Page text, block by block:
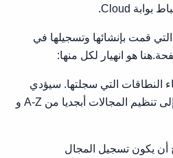
قمت بإنشائها وتسجيلها في
النطاقات التي سجلتها. سيؤدي
النقر فوق هذا العمود إلى تنظيم المجالات أبجديا من A-Z و
أن يكون تسجيل المجال